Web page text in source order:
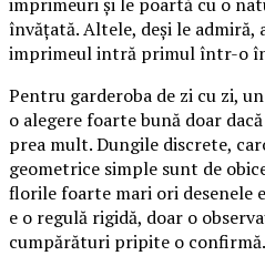
învățată. Altele, deși le admiră,
imprimeul intră primul într-o
Pentru garderoba de zi cu zi,
o alegere foarte bună doar
prea mult. Dungile discrete,
geometrice simple sunt de
florile foarte mari ori desenele
e o regulă rigidă, doar o
cumpărături pripite o confirmă.